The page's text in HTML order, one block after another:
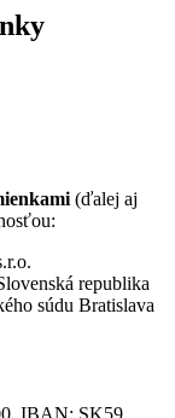
(ďalej aj
republika
súdu Bratislava